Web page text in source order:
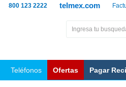
telmex.com
800 123 2222
Teléfonos Ofertas Pagar